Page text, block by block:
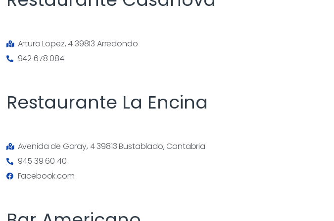
Arturo Lopez, 4 39813 Arredondo
942 678 084
Restaurante La Encina
Avenida de Garay, 4 39813 Bustablado, Cantabria
945 39 60 40
Facebook.com